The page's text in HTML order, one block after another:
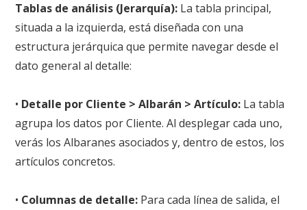
Tablas de análisis (Jerarquía): La tabla principal,
situada a la izquierda, está diseñada con una
estructura jerárquica que permite navegar desde el
dato general al detalle:
• Detalle por Cliente > Albarán > Artículo: La tabla
agrupa los datos por Cliente. Al desplegar cada uno,
verás los Albaranes asociados y, dentro de estos, los
artículos concretos.
• Columnas de detalle: Para cada línea de salida, el